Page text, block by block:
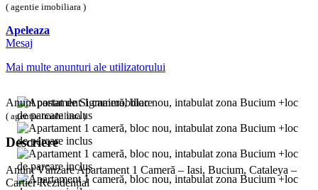
( agentie imobiliara )
Apeleaza
Mesaj
Mai multe anunturi ale utilizatorului
Anunt postat de Sigmaimobiliare
( agentie imobiliara )
Descriere
Anunț Vânzare Apartament 1 Cameră – Iasi, Bucium, Cataleya –
Cartier Rezidențial